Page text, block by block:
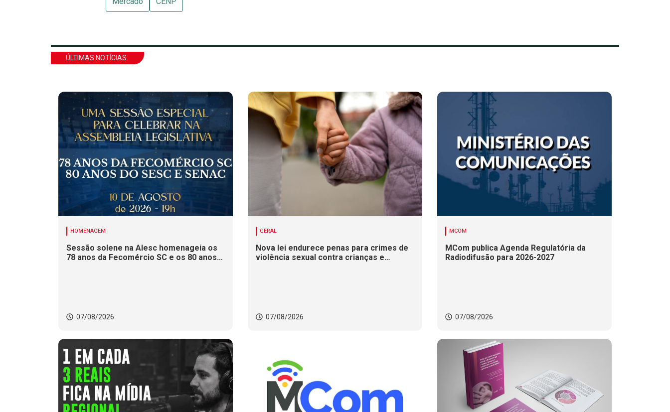
ÚLTIMAS NOTÍCIAS
HOMENAGEM
Sessão solene na Alesc homenageia os
78 anos da Fecomércio SC e os 80 anos
07/08/2026
GERAL
Nova lei endurece penas para crimes de
violência sexual contra crianças e
07/08/2026
MCOM
MCom publica Agenda Regulatória da
Radiodifusão para 2026-2027
07/08/2026